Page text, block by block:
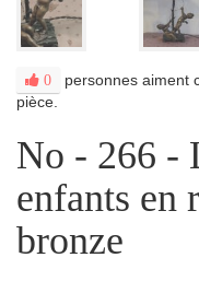
0
personnes aiment
pièce.
No - 266 -
enfants en
bronze